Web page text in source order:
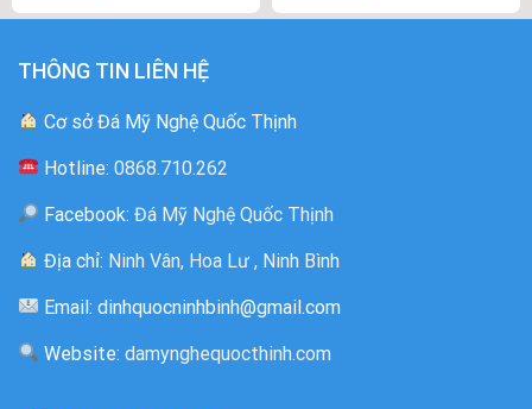
0
5
0
THÔNG TIN LIÊN HỆ
Cơ sở Đá Mỹ Nghệ Quốc Thịnh
Hotline:0868.710.262
Facebook: Đá Mỹ Nghệ Quốc Thịnh
Địa chỉ: Ninh Vân, Hoa Lư , Ninh Bình
Email: dinhquocninhbinh@gmail.com
Website:damynghequocthinh.com